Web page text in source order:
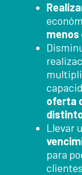
menos
oferta
Llevar
para